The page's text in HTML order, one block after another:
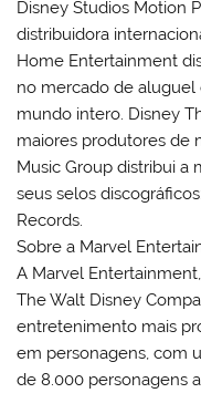
Disney Studios Motion
distribuidora
Home Entertainment
no mercado de
mundo intero. Disney
maiores produtores de
Music Group distribui a
seus selos
Records.
Sobre a Marvel
A Marvel
The Walt Disney
entretenimento mais
em personagens, com
de 8.000 personagens